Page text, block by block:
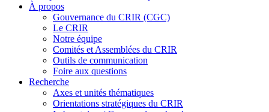
À propos
Gouvernance du CRIR (CGC)
Le CRIR
Notre équipe
Comités et Assemblées du CRIR
Outils de communication
Foire aux questions
Recherche
Axes et unités thématiques
Orientations stratégiques du CRIR